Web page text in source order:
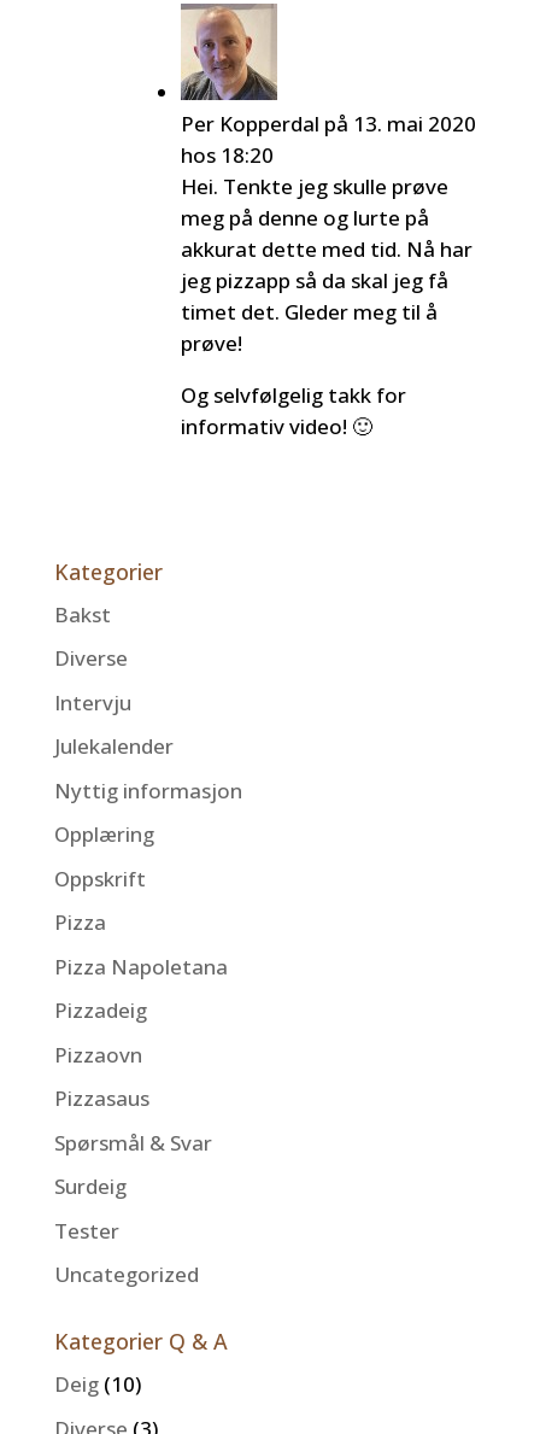
Per Kopperdal på 13. mai 2020
hos 18:20
Hei. Tenkte jeg skulle prøve
meg på denne og lurte på
akkurat dette med tid. Nå har
jeg pizzapp så da skal jeg få
timet det. Gleder meg til å
prøve!
Og selvfølgelig takk for
informativ video! 🙂
Kategorier
Bakst
Diverse
Intervju
Julekalender
Nyttig informasjon
Opplæring
Oppskrift
Pizza
Pizza Napoletana
Pizzadeig
Pizzaovn
Pizzasaus
Spørsmål & Svar
Surdeig
Tester
Uncategorized
Kategorier Q & A
Deig (10)
Diverse (3)